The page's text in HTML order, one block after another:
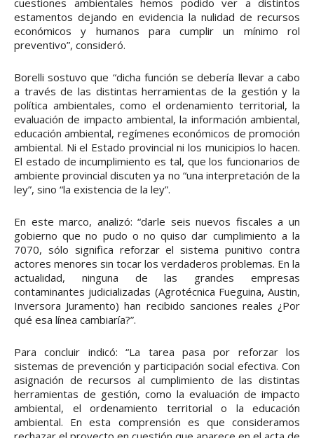
cuestiones ambientales hemos podido ver a distintos
estamentos dejando en evidencia la nulidad de recursos
económicos y humanos para cumplir un mínimo rol
preventivo”, consideró.
Borelli sostuvo que “dicha función se debería llevar a cabo
a través de las distintas herramientas de la gestión y la
política ambientales, como el ordenamiento territorial, la
evaluación de impacto ambiental, la información ambiental,
educación ambiental, regímenes económicos de promoción
ambiental. Ni el Estado provincial ni los municipios lo hacen.
El estado de incumplimiento es tal, que los funcionarios de
ambiente provincial discuten ya no “una interpretación de la
ley”, sino “la existencia de la ley”.
En este marco, analizó: “darle seis nuevos fiscales a un
gobierno que no pudo o no quiso dar cumplimiento a la
7070, sólo significa reforzar el sistema punitivo contra
actores menores sin tocar los verdaderos problemas. En la
actualidad, ninguna de las grandes empresas
contaminantes judicializadas (Agrotécnica Fueguina, Austin,
Inversora Juramento) han recibido sanciones reales ¿Por
qué esa línea cambiaría?”.
Para concluir indicó: “La tarea pasa por reforzar los
sistemas de prevención y participación social efectiva. Con
asignación de recursos al cumplimiento de las distintas
herramientas de gestión, como la evaluación de impacto
ambiental, el ordenamiento territorial o la educación
ambiental. En esta comprensión es que consideramos